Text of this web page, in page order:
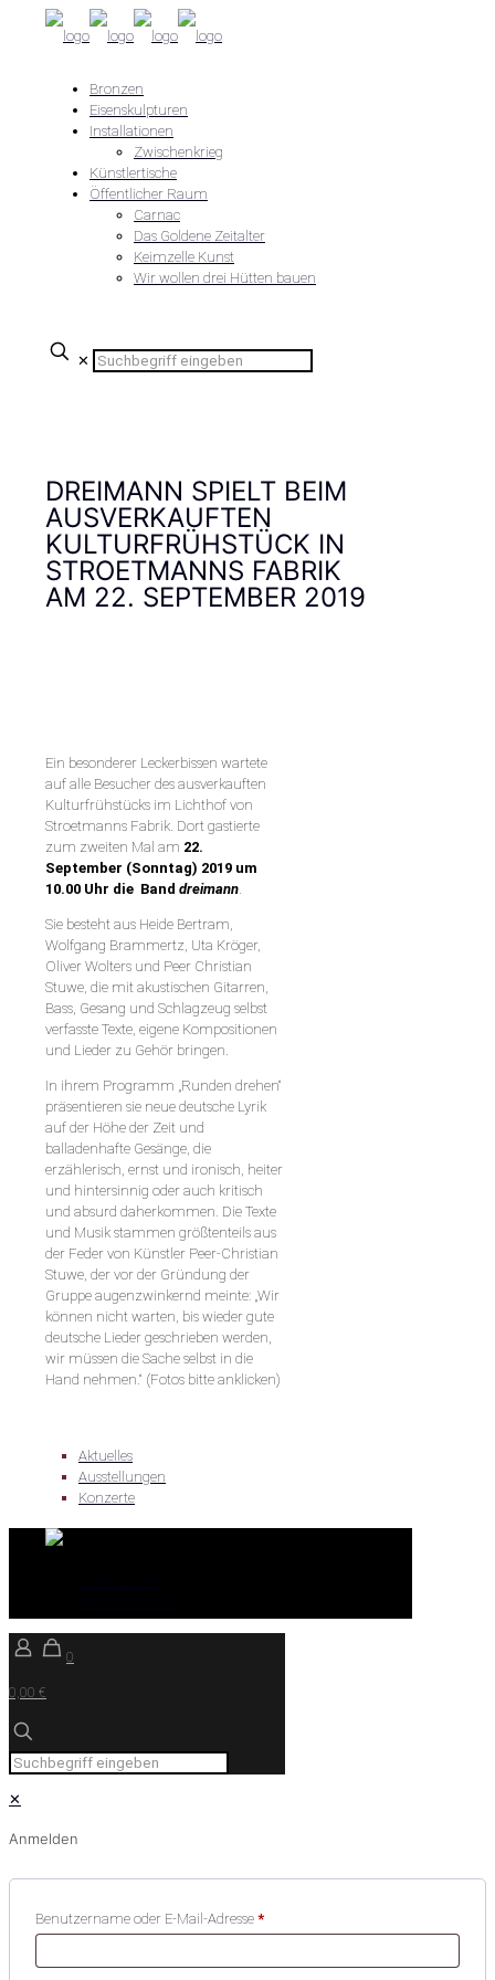
Bronzen
Eisenskulpturen
Installationen
Zwischenkrieg
Künstlertische
Öffentlicher Raum
Carnac
Das Goldene Zeitalter
Keimzelle Kunst
Wir wollen drei Hütten bauen
✕
DREIMANN SPIELT BEIM
AUSVERKAUFTEN
KULTURFRÜHSTÜCK IN
STROETMANNS FABRIK
AM 22. SEPTEMBER 2019
Ein besonderer Leckerbissen wartete
auf alle Besucher des ausverkauften
Kulturfrühstücks im Lichthof von
Stroetmanns Fabrik. Dort gastierte
zum zweiten Mal am 22.
September (Sonntag) 2019 um
10.00 Uhr die Band dreimann.
Sie besteht aus Heide Bertram,
Wolfgang Brammertz, Uta Kröger,
Oliver Wolters und Peer Christian
Stuwe, die mit akustischen Gitarren,
Bass, Gesang und Schlagzeug selbst
verfasste Texte, eigene Kompositionen
und Lieder zu Gehör bringen.
In ihrem Programm „Runden drehen“
präsentieren sie neue deutsche Lyrik
auf der Höhe der Zeit und
balladenhafte Gesänge, die
erzählerisch, ernst und ironisch, heiter
und hintersinnig oder auch kritisch
und absurd daherkommen. Die Texte
und Musik stammen größtenteils aus
der Feder von Künstler Peer-Christian
Stuwe, der vor der Gründung der
Gruppe augenzwinkernd meinte: „Wir
können nicht warten, bis wieder gute
deutsche Lieder geschrieben werden,
wir müssen die Sache selbst in die
Hand nehmen.“ (Fotos bitte anklicken)
Aktuelles
Ausstellungen
Konzerte
0
0,00 €
✕
Anmelden
Benutzername oder E-Mail-Adresse *